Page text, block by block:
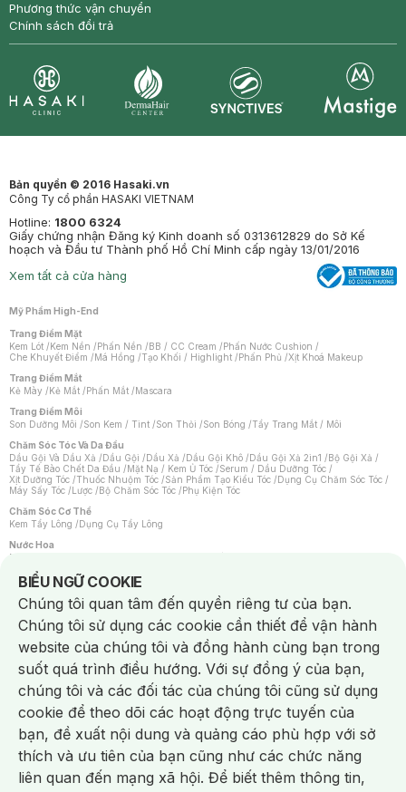
Phương thức vận chuyển
Chính sách đổi trả
Bản quyền © 2016 Hasaki.vn
Công Ty cổ phần HASAKI VIETNAM
Hotline: 1800 6324
Giấy chứng nhận Đăng ký Kinh doanh số 0313612829 do Sở Kế
hoạch và Đầu tư Thành phố Hồ Chí Minh cấp ngày 13/01/2016
Xem tất cả cửa hàng
Mỹ Phẩm High-End
Trang Điểm Mặt
Kem Lót /Kem Nền /Phấn Nền /BB / CC Cream /Phấn Nước Cushion /
Che Khuyết Điểm /Má Hồng /Tạo Khối / Highlight /Phấn Phủ /Xịt Khoá Makeup
Trang Điểm Mắt
Kẻ Mày /Kẻ Mắt /Phấn Mắt /Mascara
Trang Điểm Môi
Son Dưỡng Môi /Son Kem / Tint /Son Thỏi /Son Bóng /Tẩy Trang Mắt / Môi
Chăm Sóc Tóc Và Da Đầu
Dầu Gội Và Dầu Xả /Dầu Gội /Dầu Xả /Dầu Gội Khô /Dầu Gội Xả 2in1 /Bộ Gội Xả /
Tẩy Tế Bào Chết Da Đầu /Mặt Nạ / Kem Ủ Tóc /Serum / Dầu Dưỡng Tóc /
Xịt Dưỡng Tóc /Thuốc Nhuộm Tóc /Sản Phẩm Tạo Kiểu Tóc /Dụng Cụ Chăm Sóc Tóc /
Máy Sấy Tóc /Lược /Bộ Chăm Sóc Tóc /Phụ Kiện Tóc
Chăm Sóc Cơ Thể
Kem Tẩy Lông /Dụng Cụ Tẩy Lông
Nước Hoa
Nước Hoa Nữ
Chăm Sóc Cá Nhân
Chống Muỗi /Khẩu Trang /Máy Massage/Mặt Nạ Xông Hơi /Nước Rửa Tay/
Sản Phẩm Chăm Sóc Khác /Bàn Chải Đánh Răng /Bàn Chải Điện/
Hỗ Trợ Trắng Răng/Kem Đánh Răng /Máy Tăm Nước/ Nước Súc Miệng/
Tăm / Chỉ Nha Khoa/ Xịt Thơm Miệng / Dung Dịch Vệ Sinh/Dưỡng Vùng Kín/
Khăn Ướt Vệ Sinh Vùng Kín/Băng Vệ Sinh/Tampon/Bọt Cạo Râu /Dao Cạo Râu/
Máy Cạo Râu
Vấn Đề Về Da
Da Dầu / Lỗ Chân Lông To/ Da Khô / Mất Nước/ Da Lão Hóa/ Da Mụn/
Da Nhạy Cảm / Kích Ứng
Da Xỉn Màu Thâm / Nám / Tàn Nhang
Quầng Thâm & Bọng Mắt /Sẹo /Viêm Da Cơ Địa
Dụng Cụ / Phụ Kiện Chăm Sóc Da
Bông Tẩy Trang
Khăn Lau Mặt Khô Dụng Cụ / Máy Rửa Mặt Máy Chăm Sóc Da
Dụng Cụ Chăm Sóc Khác
BIỂU NGỮ COOKIE
Notice about cookies usage
Chúng tôi quan tâm đến quyền riêng tư của bạn.
Chúng tôi sử dụng các cookie cần thiết để vận hành
website của chúng tôi và đồng hành cùng bạn trong
suốt quá trình điều hướng. Với sự đồng ý của bạn,
chúng tôi và các đối tác của chúng tôi cũng sử dụng
cookie để theo dõi các hoạt động trực tuyến của
bạn, đề xuất nội dung và quảng cáo phù hợp với sở
thích và ưu tiên của bạn cũng như các chức năng
liên quan đến mạng xã hội. Để biết thêm thông tin,